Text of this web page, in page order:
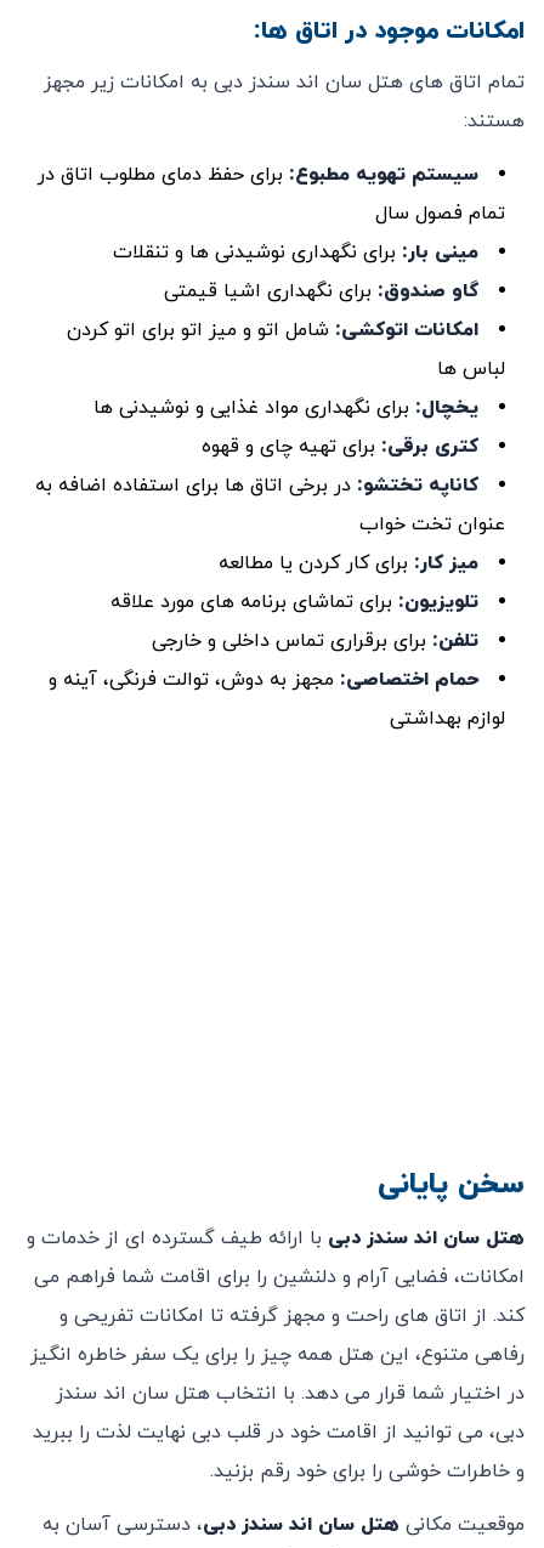
امکانات موجود در اتاق‌ ها:
تمام اتاق‌ های هتل سان اند سندز دبی به امکانات زیر مجهز
هستند:
سیستم تهویه مطبوع: برای حفظ دمای مطلوب اتاق در
تمام فصول سال
مینی بار: برای نگهداری نوشیدنی ‌ها و تنقلات
گاو صندوق: برای نگهداری اشیا قیمتی
امکانات اتوکشی: شامل اتو و میز اتو برای اتو کردن
لباس ‌ها
یخچال: برای نگهداری مواد غذایی و نوشیدنی ‌ها
کتری برقی: برای تهیه چای و قهوه
کاناپه تختشو: در برخی اتاق‌ ها برای استفاده اضافه به
عنوان تخت خواب
میز کار: برای کار کردن یا مطالعه
تلویزیون: برای تماشای برنامه‌ های مورد علاقه
تلفن: برای برقراری تماس داخلی و خارجی
حمام اختصاصی: مجهز به دوش، توالت فرنگی، آینه و
لوازم بهداشتی
سخن پایانی
هتل سان اند سندز دبی با ارائه طیف گسترده ‌ای از خدمات و
امکانات، فضایی آرام و دلنشین را برای اقامت شما فراهم می‌
کند. از اتاق‌ های راحت و مجهز گرفته تا امکانات تفریحی و
رفاهی متنوع، این هتل همه‌ چیز را برای یک سفر خاطره ‌انگیز
در اختیار شما قرار می ‌دهد. با انتخاب هتل سان اند سندز
دبی، می ‌توانید از اقامت خود در قلب دبی نهایت لذت را ببرید
و خاطرات خوشی را برای خود رقم بزنید.
موقعیت مکانی هتل سان اند سندز دبی، دسترسی آسان به